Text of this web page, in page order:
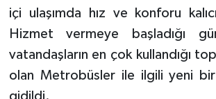
içi ulaşımda hız ve konforu
Hizmet vermeye başladığı
vatandaşların en çok kullandığı
olan Metrobüsler ile ilgili yeni
gidildi.